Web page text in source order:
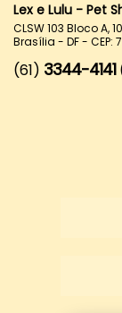
Lex e Lulu - Pet
CLSW 103 Bloco A,
Brasília - DF - CEP:
(61) 3344-4141